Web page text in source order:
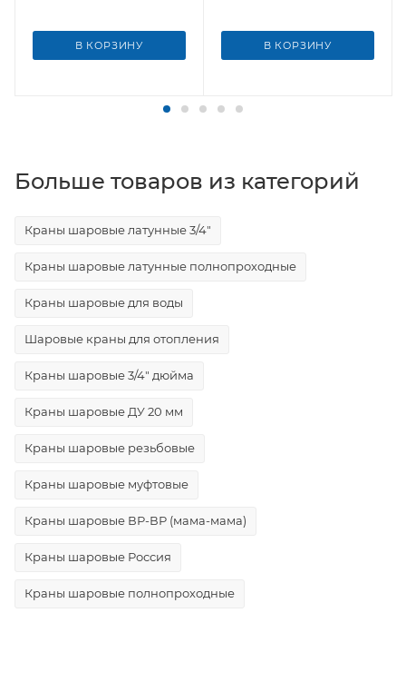
В КОРЗИНУ В КОРЗИНУ
Больше товаров из категорий
Краны шаровые латунные 3/4"
Краны шаровые латунные полнопроходные
Краны шаровые для воды
Шаровые краны для отопления
Краны шаровые 3/4" дюйма
Краны шаровые ДУ 20 мм
Краны шаровые резьбовые
Краны шаровые муфтовые
Краны шаровые ВР-ВР (мама-мама)
Краны шаровые Россия
Краны шаровые полнопроходные